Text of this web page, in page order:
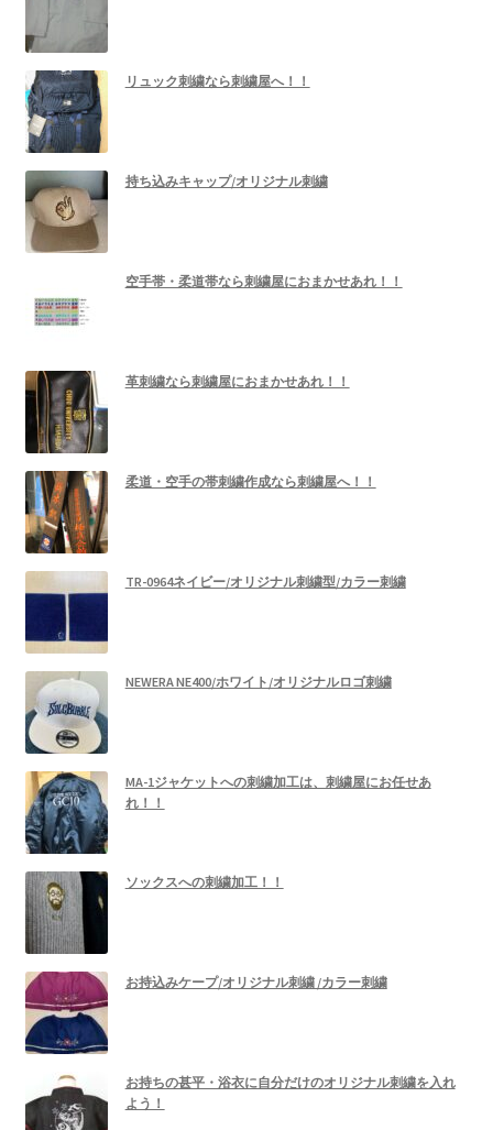
リュック刺繍なら刺繍屋へ！！
持ち込みキャップ/オリジナル刺繍
空手帯・柔道帯なら刺繍屋におまかせあれ！！
革刺繍なら刺繍屋におまかせあれ！！
柔道・空手の帯刺繍作成なら刺繍屋へ！！
TR-0964ネイビー/オリジナル刺繍型/カラー刺繍
NEWERA NE400/ホワイト/オリジナルロゴ刺繍
MA-1ジャケットへの刺繍加工は、刺繍屋にお任せあ
れ！！
ソックスへの刺繍加工！！
お持込みケープ/オリジナル刺繍 /カラー刺繍
お持ちの甚平・浴衣に自分だけのオリジナル刺繍を入れ
よう！